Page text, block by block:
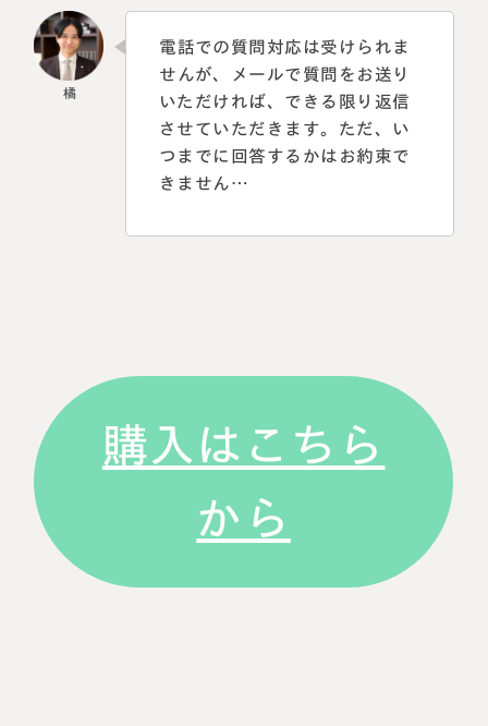
電話での質問対応は受けられま
せんが、メールで質問をお送り
いただければ、できる限り返信
させていただきます。ただ、い
つまでに回答するかはお約束で
きません…
購入はこちら
から